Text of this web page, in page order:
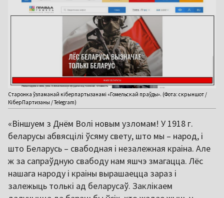
Старонка ўзламанай кіберпартызанамі «Гомельскай праўды». (Фота: скрыншот /
КіберПартизаны / Telegram)
«Віншуем з Днём Волі новым узломам! У 1918 г.
беларусы абвясцілі ўсяму свету, што мы – народ, і
што Беларусь – свабодная і незалежная краіна. Але
ж за сапраўдную свабоду нам яшчэ змагацца. Лёс
нашага народу і краіны вырашаецца зараз і
залежыць толькі ад беларусаў. Заклікаем